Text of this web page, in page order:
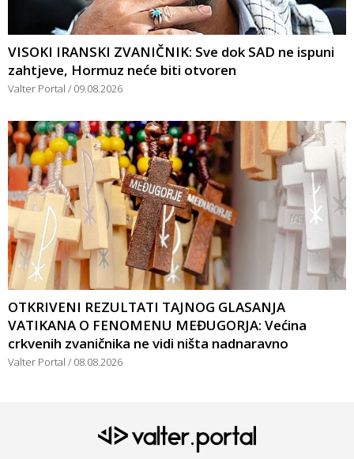
VISOKI IRANSKI ZVANIČNIK: Sve dok SAD ne ispuni
zahtjeve, Hormuz neće biti otvoren
Valter Portal 09.08.2026
OTKRIVENI REZULTATI TAJNOG GLASANJA
VATIKANA O FENOMENU MEĐUGORJA: Većina
crkvenih zvaničnika ne vidi ništa nadnaravno
Valter Portal 08.08.2026